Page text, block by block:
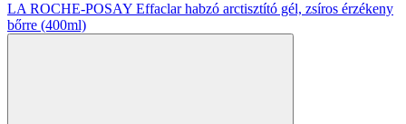
LA ROCHE-POSAY Effaclar habzó arctisztító gél, zsíros érzékeny
bőrre (400ml)